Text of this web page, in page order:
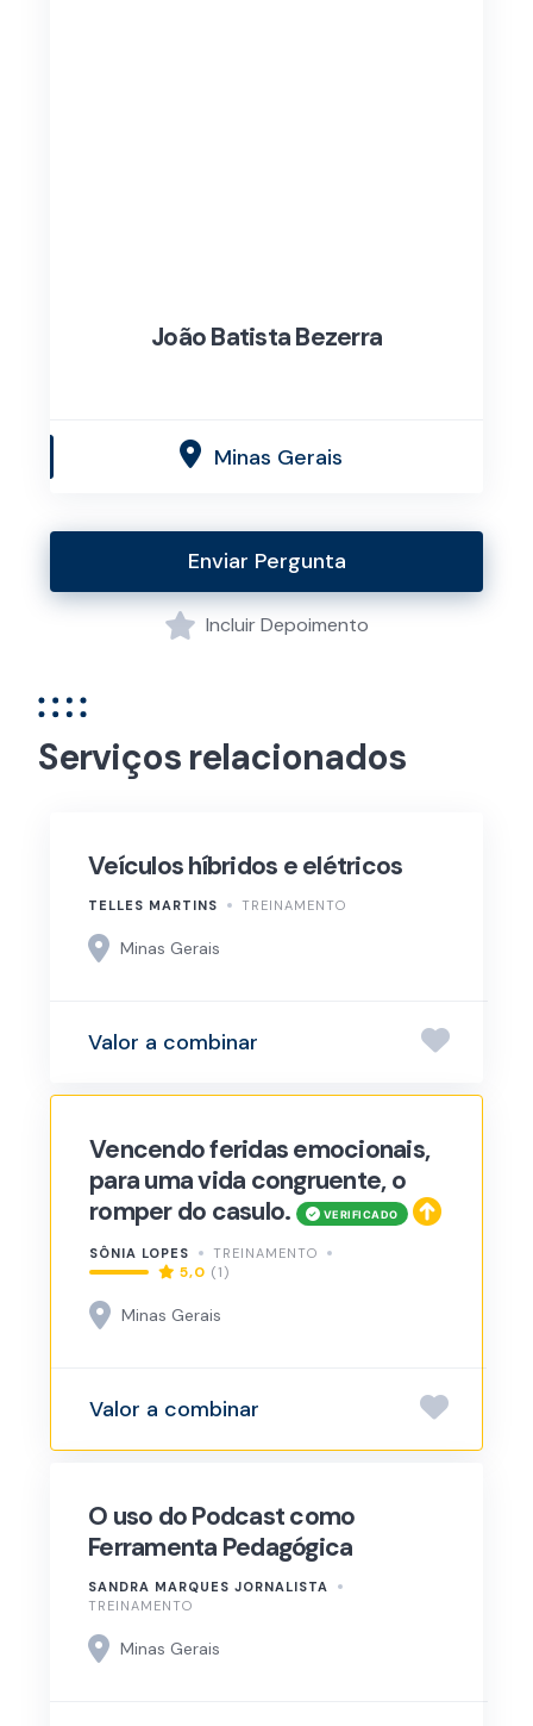
João Batista Bezerra
Minas Gerais
Enviar Pergunta
Incluir Depoimento
Serviços relacionados
Veículos híbridos e elétricos
TELLES MARTINS TREINAMENTO
Minas Gerais
Valor a combinar
Vencendo feridas emocionais,
para uma vida congruente, o
romper do casulo.
SÔNIA LOPES TREINAMENTO
5,0 (1)
Minas Gerais
Valor a combinar
O uso do Podcast como
Ferramenta Pedagógica
SANDRA MARQUES JORNALISTA
TREINAMENTO
Minas Gerais